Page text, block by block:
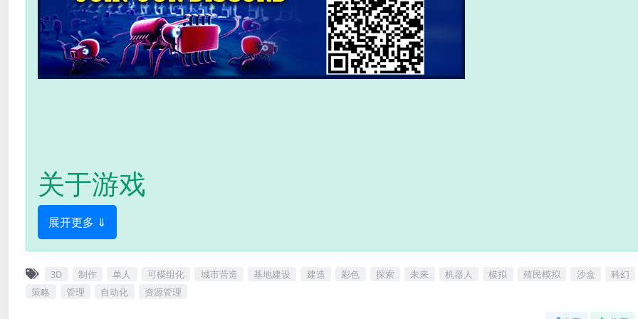
关于游戏
展开更多 ⇓
3D 制作 单人 可模组化 城市营造 基地建设 建造 彩色 探索 未来 机器人 模拟 殖民模拟 沙盒
科幻
策略
管理 自动化 资源管理